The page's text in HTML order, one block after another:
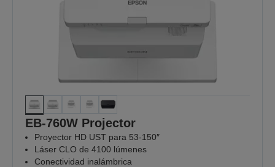
EB-760W Projector
Proyector HD UST para 53-150″
Láser CLO de 4100 lúmenes
Conectividad inalámbrica